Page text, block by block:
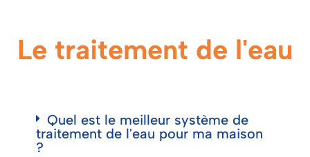
Le traitement de l'eau
Quel est le meilleur système de
traitement de l'eau pour ma maison
?